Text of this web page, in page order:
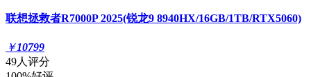
联想拯救者R7000P 2025(锐龙9 8940HX/16GB/1TB/RTX5060)
￥10799
49人评分